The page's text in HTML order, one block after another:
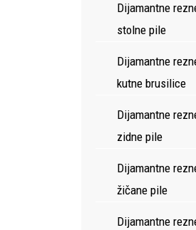
Dijamantne
stolne pile
Dijamantne
kutne brusilice
Dijamantne
zidne pile
Dijamantne
žičane pile
Dijamantne